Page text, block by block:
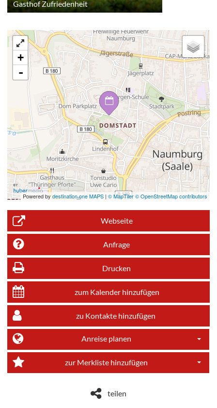
Gasthof Zufriedenheit
+
-
Powered bydestination.one MAPS | © MapTiler © OpenStreetMap contributors
Webseite
Anfrage
Drucken
zum Kalender hinzufügen
zu Kontakte hinzufügen
Anreise planen
zur Merkliste hinzufügen
teilen